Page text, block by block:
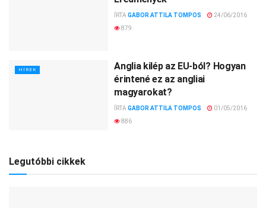
ÍRTA GABOR ATTILA TOMPOS
24/06/2016
879
HÍREK
Anglia kilép az EU-ból? Hogyan
érintené ez az angliai
magyarokat?
ÍRTA GABOR ATTILA TOMPOS
01/05/2016
886
Legutóbbi cikkek